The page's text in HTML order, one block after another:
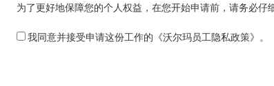
为了更好地保障您的个人权益，在您开始申请前，请务必仔
我同意并接受申请这份工作的《沃尔玛员工隐私政策》。